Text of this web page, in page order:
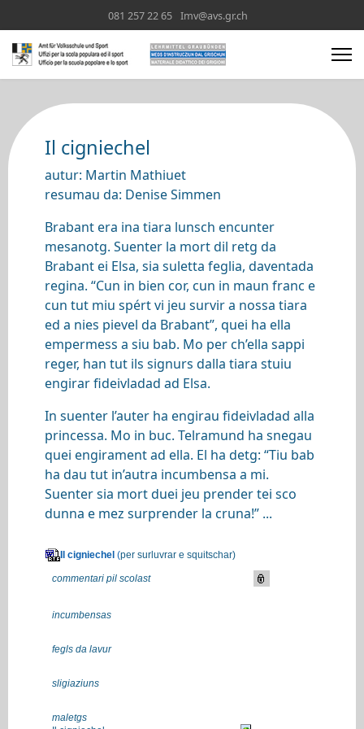
081 257 22 65 Imv@avs.gr.ch
Il cigniechel
autur: Martin Mathiuet
resumau da: Denise Simmen
Brabant era ina tiara lunsch encunter
mesanotg. Suenter la mort dil retg da
Brabant ei Elsa, sia suletta feglia, daventada
regina. “Cun in bien cor, cun in maun franc e
cun tut miu spért vi jeu survir a nossa tiara
ed a nies pievel da Brabant”, quei ha ella
empermess a siu bab. Mo per ch’ella sappi
reger, han tut ils signurs dalla tiara stuiu
engirar fideivladad ad Elsa.
In suenter l’auter ha engirau fideivladad alla
princessa. Mo in buc. Telramund ha snegau
quei engirament ad ella. El ha detg: “Tiu bab
ha dau tut in’autra incumbensa a mi.
Suenter sia mort duei jeu prender tei sco
dunna e mez surprender la cruna!” ...
Il cigniechel (per surluvrar e squitschar)
commentari pil scolast
incumbensas
fegls da lavur
sligiaziuns
maletgs